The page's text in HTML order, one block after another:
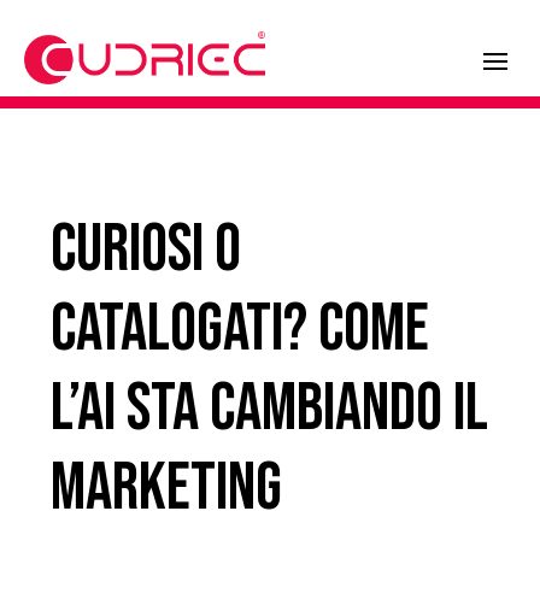
Curiosi o
catalogati? Come
l’AI sta cambiando il
marketing